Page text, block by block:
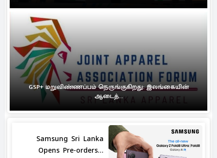
GSP+ மறுவிண்ணப்பம் நெருங்குகிறது: இலங்கையின்
ஆடைத்...
Samsung Sri Lanka
Opens Pre-orders...